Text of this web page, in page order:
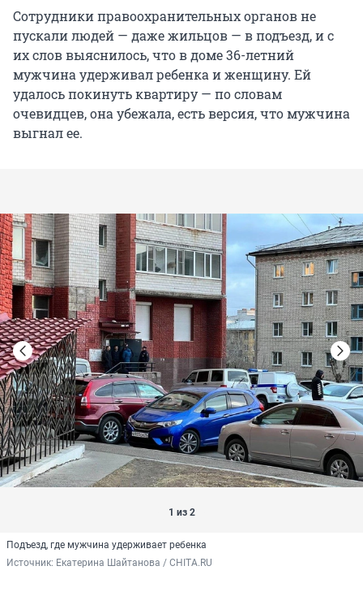
Сотрудники правоохранительных органов не
пускали людей — даже жильцов — в подъезд, и с
их слов выяснилось, что в доме 36-летний
мужчина удерживал ребенка и женщину. Ей
удалось покинуть квартиру — по словам
очевидцев, она убежала, есть версия, что мужчина
выгнал ее.
1 из 2
Подъезд, где мужчина удерживает ребенка
Источник: Екатерина Шайтанова / CHITA.RU